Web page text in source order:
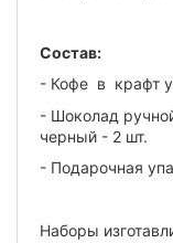
Состав:
- Кофе в крафт
- Шоколад
черный - 2 шт.
- Подарочная
Наборы